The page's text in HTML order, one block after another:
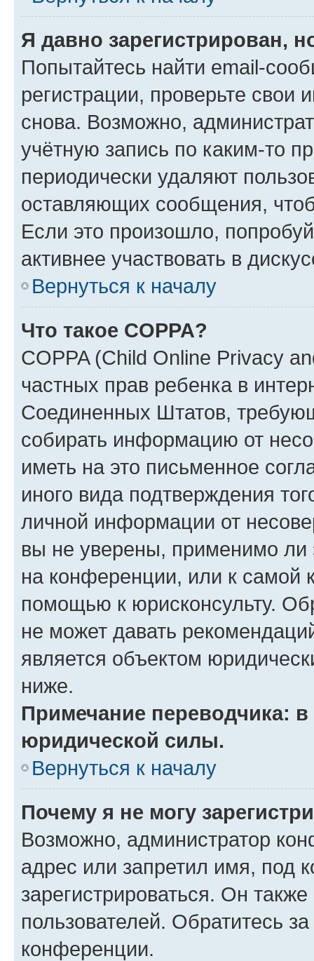
Я давно зарегистрирован,
Попытайтесь найти email-
регистрации, проверьте свои
снова. Возможно,
учётную запись по каким-то
периодически удаляют
оставляющих сообщения,
Если это произошло,
активнее участвовать в
Вернуться к началу
Что такое COPPA?
COPPA (Child Online Privacy
частных прав ребенка в
Соединенных Штатов,
собирать информацию от
иметь на это письменное
иного вида подтверждения
личной информации от
вы не уверены, применимо ли
на конференции, или к самой
помощью к юрисконсульту.
не может давать
является объектом
ниже.
Примечание переводчика:
юридической силы.
Вернуться к началу
Почему я не могу
Возможно, администратор
адрес или запретил имя, под
зарегистрироваться. Он
пользователей. Обратитесь
конференции.